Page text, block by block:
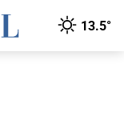
13.5°